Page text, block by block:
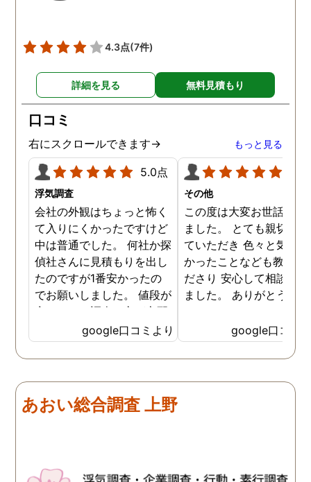
も、不安で日々辛い気持ち
対応して頂いた上に、かな
り迅速に弁護士に関するア
ドバイスを頂き繋いで下さ
った事、本当に感謝してい
ます。
4.3点(7件)
詳細を見る 無料見積もり
口コミ
右にスクロールできます→ もっと見る
5.0点
浮気調査
会社の外観はちょっと怖く
て入りにくかったですけど
中は普通でした。 何社か探
偵社さんに見積もりを出し
たのですが1番安かったの
でお願いしました。 値段が
安いので、調査の方が心配
でしたがしっかり浮気の証
拠を押さえて頂けました。
ありがとう御座いました。
探偵に頼む事のない人生を
歩みますね(笑)
google口コミより
その他
この度は大変お世話にな
ました。 とても親切に
ていただき 色々と気付
かったことなども教えて
ださり 安心して相談が
ました。 ありがとうご
google口コミ
あおい総合調査 上野